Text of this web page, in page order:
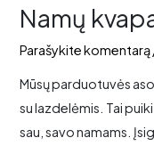
Namų
Parašykite komentarą
Mūsų parduotuvės
su lazdelėmis. Tai
sau, savo namams.